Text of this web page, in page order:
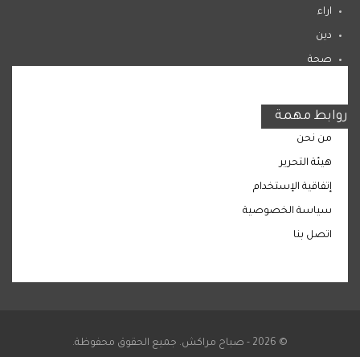
اراء
دين
صحة
روابط مهمة
من نحن
هيئة التحرير
إتفاقية الإستخدام
سياسة الخصوصية
اتصل بنا
© 2026 - صباح مراكش. جميع الحقوق محفوظة.